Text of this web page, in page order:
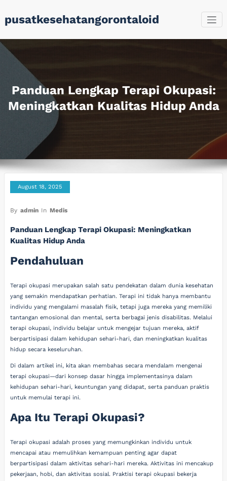
to
content
pusatkesehatangorontaloid
Panduan Lengkap Terapi Okupasi:
Meningkatkan Kualitas Hidup Anda
August 18, 2025
By admin In Medis
Panduan Lengkap Terapi Okupasi: Meningkatkan
Kualitas Hidup Anda
Pendahuluan
Terapi okupasi merupakan salah satu pendekatan dalam dunia kesehatan
yang semakin mendapatkan perhatian. Terapi ini tidak hanya membantu
individu yang mengalami masalah fisik, tetapi juga mereka yang memiliki
tantangan emosional dan mental, serta berbagai jenis disabilitas. Melalui
terapi okupasi, individu belajar untuk mengejar tujuan mereka, aktif
berpartisipasi dalam kehidupan sehari-hari, dan meningkatkan kualitas
hidup secara keseluruhan.
Di dalam artikel ini, kita akan membahas secara mendalam mengenai
terapi okupasi—dari konsep dasar hingga implementasinya dalam
kehidupan sehari-hari, keuntungan yang didapat, serta panduan praktis
untuk memulai terapi ini.
Apa Itu Terapi Okupasi?
Terapi okupasi adalah proses yang memungkinkan individu untuk
mencapai atau memulihkan kemampuan penting agar dapat
berpartisipasi dalam aktivitas sehari-hari mereka. Aktivitas ini mencakup
pekerjaan, hobi, dan aktivitas sosial. Praktisi terapi okupasi bekerja